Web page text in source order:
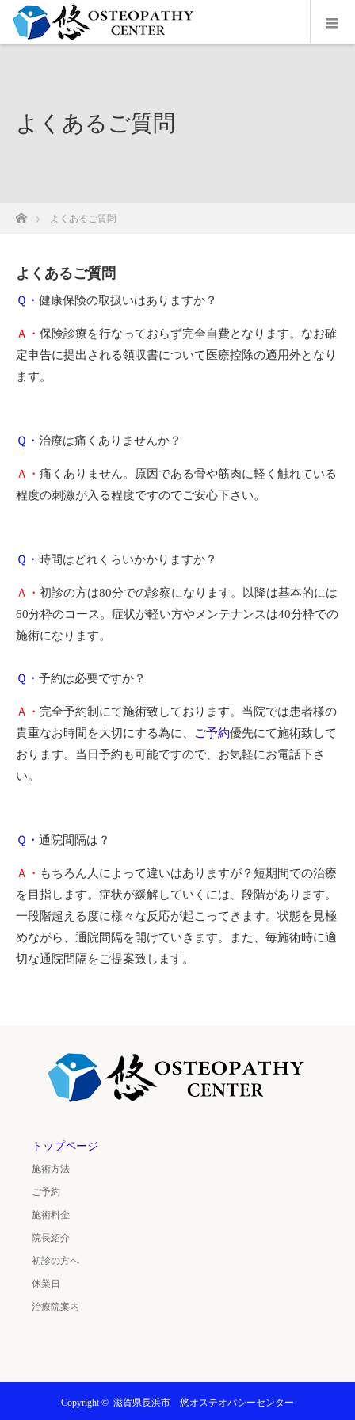
よくあるご質問
ホームよくあるご質問
よくあるご質問
Ｑ・ 健康保険の取扱いはありますか？
Ａ・ 保険診療を行なっておらず完全自費となります。なお確
定申告に提出される領収書について医療控除の適用外となり
ます。
Ｑ・ 治療は痛くありませんか？
Ａ・ 痛くありません。原因である骨や筋肉に軽く触れている
程度の刺激が入る程度ですのでご安心下さい。
Ｑ・ 時間はどれくらいかかりますか？
Ａ・ 初診の方は80分での診察になります。以降は基本的には
60分枠のコース。症状が軽い方やメンテナンスは40分枠での
施術になります。
Ｑ・ 予約は必要ですか？
Ａ・ 完全予約制にて施術致しております。当院では患者様の
貴重なお時間を大切にする為に、
ご予約優先にて施術致して
おります。当日予約も可能ですので、お気軽にお電話下さ
い。
Ｑ・ 通院間隔は？
Ａ・ もちろん人によって違いはありますが？短期間での治療
を目指します。症状が緩解していくには、段階があります。
一段階超える度に様々な反応が起こってきます。状態を見極
めながら、通院間隔を開けていきます。また、毎施術時に適
切な通院間隔をご提案致します。
トップページ
施術方法
ご予約
施術料金
院長紹介
初診の方へ
休業日
治療院案内
Copyright © 滋賀県長浜市 悠オステオパシーセンター